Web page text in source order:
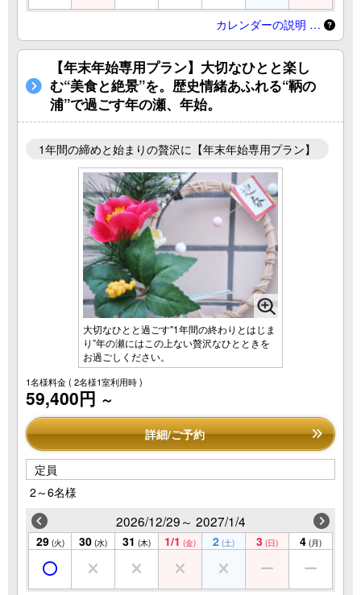
カレンダーの説明 …
【年末年始専用プラン】大切なひとと楽し
む“美食と絶景”を。歴史情緒あふれる“鞆の
浦”で過ごす年の瀬、年始。
1年間の締めと始まりの贅沢に【年末年始専用プラン】
大切なひとと過ごす"1年間の終わりとはじま
り”年の瀬にはこの上ない贅沢なひとときを
お過ごしください。
1名様料金( 2名様1室利用時 )
59,400円 ～
詳細/ご予約
定員
2～6名様
2026/12/29～ 2027/1/4
29 (火) 30 (水) 31 (木) 1/1 (金) 2 (土) 3 (日) 4 (月)